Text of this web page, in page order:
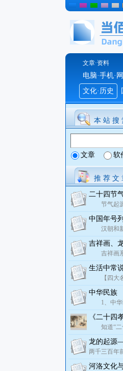
文章·资料
电脑·手机·
文化·历史
本 站 搜
文章 软
推 荐 文
二十四节
节气起
中国年号
汉朝和
吉祥画、
吉祥画
生活中常
【四大名
中华民族
1、中华
《二十四
知道“二
龙的起源
两千三百年
河洛文化